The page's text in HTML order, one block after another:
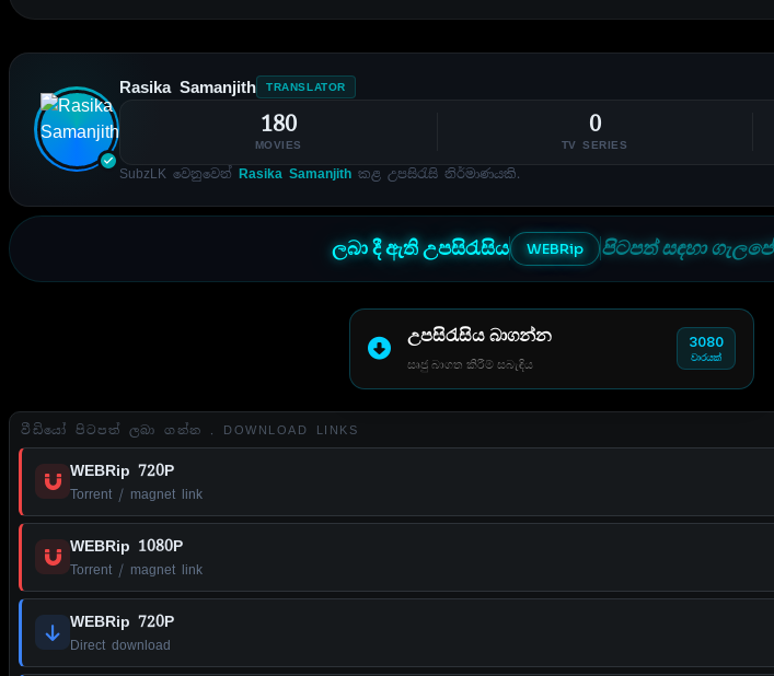
Rasika Samanjith TRANSLATOR
180
MOVIES
0
TV SERIES
SubzLK වෙනුවෙන් Rasika Samanjith කළ උපසිරැසි නිර්මාණයකි.
ලබා දී ඇති උපසිරැසිය WEBRip පිටපත් සඳහා ගැලපේ
උපසිරැසිය බාගන්න
සෘජු බාගත කිරීම් සබැඳිය
3080
වාරයක්
වීඩියෝ පිටපත් ලබා ගන්න . DOWNLOAD LINKS
WEBRip 720P
Torrent / magnet link
WEBRip 1080P
Torrent / magnet link
WEBRip 720P
Direct download